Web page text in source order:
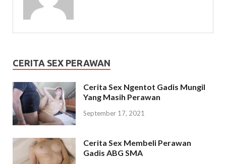
CERITA SEX PERAWAN
Cerita Sex Ngentot Gadis Mungil
Yang Masih Perawan
September 17, 2021
Cerita Sex Membeli Perawan
Gadis ABG SMA